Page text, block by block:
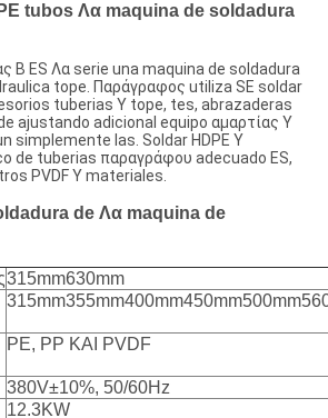
tubos Λα maquina de soldadura
Β ES Λα serie una maquina de soldadura
tope. Παράγραφος utiliza SE soldar
tuberias Υ tope, tes, abrazaderas
ajustando adicional equipo αμαρτίας Υ
simplemente las. Soldar HDPE Υ
de tuberias παραγράφου adecuado ES,
PVDF Υ materiales.
de Λα maquina de
315mm630mm
PE, PP ΚΑΙ PVDF
380V±10%, 50/60Hz
12.3KW